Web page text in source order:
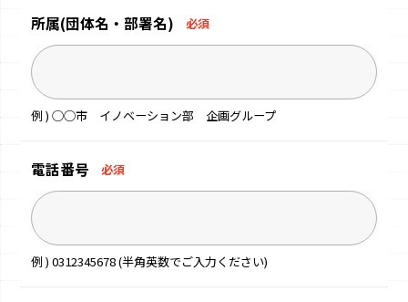
所属(団体名・部署名) 必須
例 ) ◯◯市 イノベーション部 企画グループ
電話番号 必須
例 ) 0312345678 (半角英数でご入力ください)